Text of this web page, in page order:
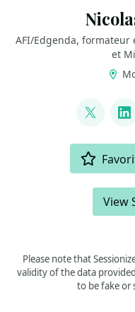
AFI/Edgenda,
et
View
Please note that
validity of the data
to be fake or